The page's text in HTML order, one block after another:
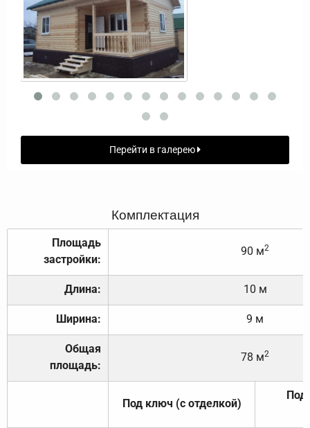
Перейти в галерею
Комплектация
Площадь
застройки:
90 м2
Длина: 10 м
Ширина: 9 м
Общая
площадь:
78 м2
Под ключ (с отделкой)
Под